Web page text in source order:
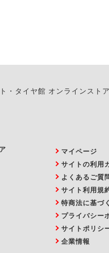
また、やむを得ない事由に
・タイヤ館 オンラインストア
マイページ
サイトの利用
よくあるご質
サイト利用規
特商法に基づ
プライバシー
サイトポリシ
企業情報